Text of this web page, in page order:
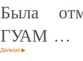
Была
ГУАМ …
Дальше